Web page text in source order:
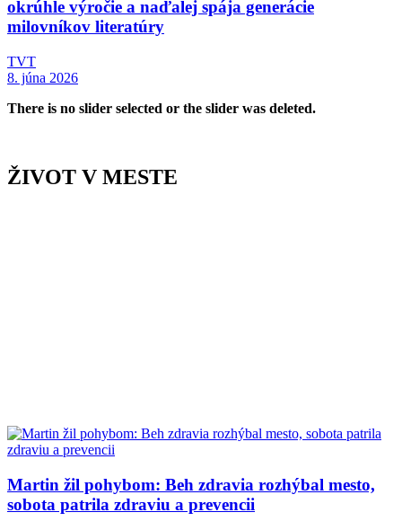
okrúhle výročie a naďalej spája generácie
milovníkov literatúry
TVT
8. júna 2026
There is no slider selected or the slider was deleted.
ŽIVOT V MESTE
Martin žil pohybom: Beh zdravia rozhýbal mesto,
sobota patrila zdraviu a prevencii